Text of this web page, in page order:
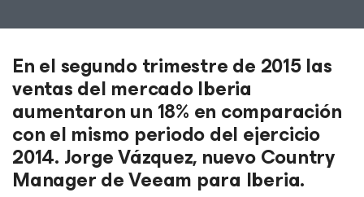
En el segundo trimestre de 2015 las
ventas del mercado Iberia
aumentaron un 18% en comparación
con el mismo periodo del ejercicio
2014. Jorge Vázquez, nuevo Country
Manager de Veeam para Iberia.